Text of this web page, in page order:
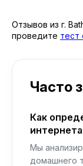
Отзывов из г.
проведите тест
Часто
Как
Мы
домашнего